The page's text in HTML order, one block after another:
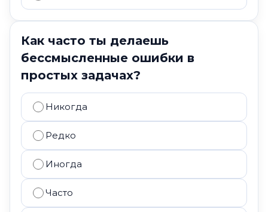
Как часто ты делаешь
бессмысленные ошибки в
простых задачах?
Никогда
Редко
Иногда
Часто